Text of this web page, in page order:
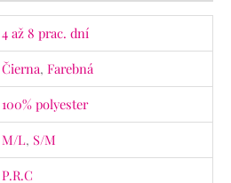
4 až 8 prac. dní
Čierna, Farebná
100% polyester
M/L, S/M
P.R.C